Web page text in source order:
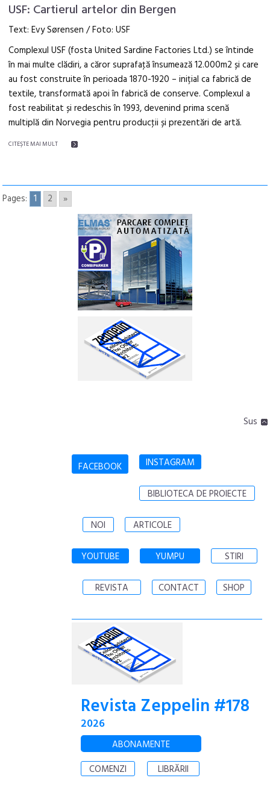
USF: Cartierul artelor din Bergen
Text: Evy Sørensen / Foto: USF
Complexul USF (fosta United Sardine Factories Ltd.) se întinde
în mai multe clădiri, a căror suprafaţă însumează 12.000m2 și care
au fost construite în perioada 1870-1920 – inițial ca fabrică de
textile, transformată apoi în fabrică de conserve. Complexul a
fost reabilitat și redeschis în 1993, devenind prima scenă
multiplă din Norvegia pentru producţii și prezentări de artă.
CITEŞTE MAI MULT
Pages: 1 2 »
Sus
FACEBOOK INSTAGRAM
BIBLIOTECA DE PROIECTE
NOI ARTICOLE
YOUTUBE YUMPU STIRI
REVISTA CONTACT SHOP
Revista Zeppelin #178
2026
ABONAMENTE
COMENZI
LIBRĂRII